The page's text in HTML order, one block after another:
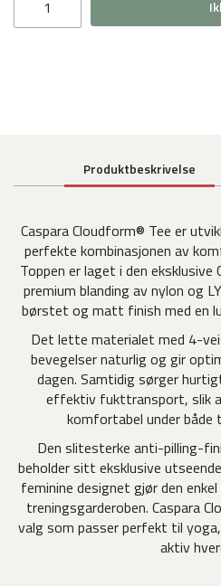
Produktbeskrivelse
Caspara Cloudform® Tee er
perfekte kombinasjonen av
Toppen er laget i den
premium blanding av nylon og
børstet og matt finish med en
Det lette materialet med 4-
bevegelser naturlig og gir
dagen. Samtidig sørger
effektiv fukttransport, slik
komfortabel under
Den slitesterke anti-pilling-
beholder sitt eksklusive
feminine designet gjør den
treningsgarderoben. Caspara
valg som passer perfekt til
aktiv